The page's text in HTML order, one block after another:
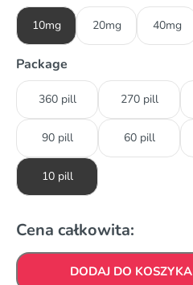
10mg 20mg 40mg
Package
360 pill 270 pill
90 pill 60 pill
10 pill
Cena całkowita:
DODAJ DO KOSZYKA